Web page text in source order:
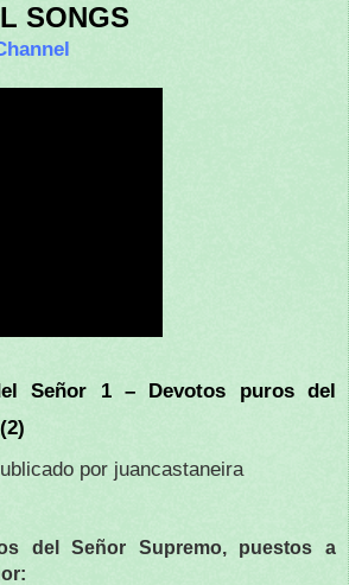
SONGS
Señor 1 – Devotos puros del
por juancastaneira
del Señor Supremo, puestos a